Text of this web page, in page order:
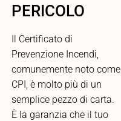
PERICOLO
Il Certificato di
Prevenzione Incendi,
comunemente noto come
CPI, è molto più di un
semplice pezzo di carta.
È la garanzia che il tuo